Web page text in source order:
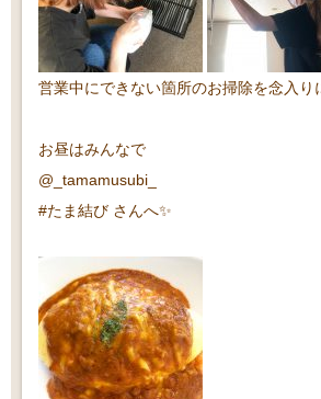
営業中にできない箇所のお掃除を念入り
お昼はみんなで
@_tamamusubi_
#たま結び さんへ✨